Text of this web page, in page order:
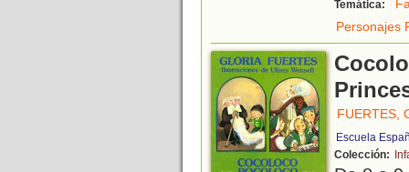
Temática:
Personajes
FUERTES,
Escuela
Colección: